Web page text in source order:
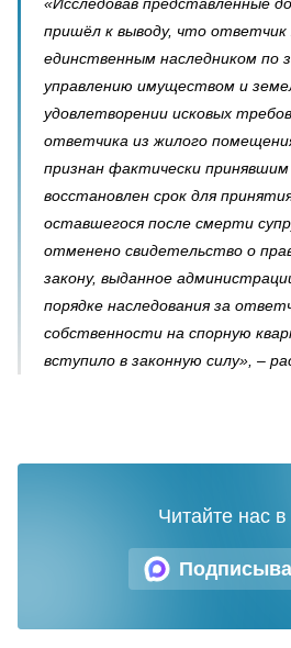
пришёл к выводу, что ответчик
единственным наследником по
управлению имуществом и
удовлетворении исковых
ответчика из жилого
признан фактически
восстановлен срок для
оставшегося после смерти
отменено свидетельство о
закону, выданное
порядке наследования за
собственности на спорную
вступило в законную силу», –
Читайте нас